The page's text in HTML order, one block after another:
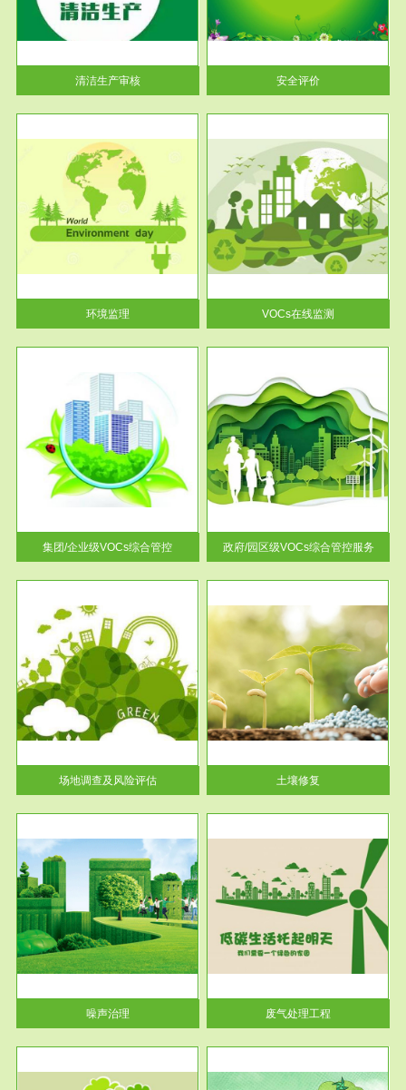
清洁生产审核
安全评价安全评价目的是查找、
分析和预测工程、系统、生产经
营活...
安全评价
环境监理
服务范围
VOCs在线监测
根据《重点区域大气污染防
治“十二五”规划》有机废气净化
率达...
VOCs在线监测
集团/企业级VOCs综合管控
服务范围
政府/园区级VOCs综合管控服务
根据《石化行业挥发性有机物综
合整治方案》文件要求，到2017
年，全...
政府/园区级VOCs综合管控服务
场地调查及风险评估
服务范围
土壤修复
土壤修复
噪声治理
服务范围
废气处理工程
废气处理工程